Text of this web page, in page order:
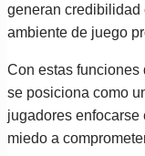
generan credibilidad
ambiente de juego
Con estas
se posiciona como
jugadores
miedo a